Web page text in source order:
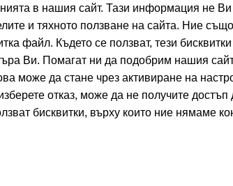
в нашия сайт. Тази информация не
и тяхното ползване на сайта. Ние
файл. Където се ползват, тези
Ви. Помагат ни да подобрим нашия сайт
може да стане чрез активиране на
отказ, може да не получите
бисквитки, върху които ние нямаме